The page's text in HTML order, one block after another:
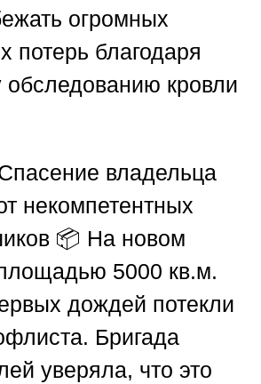
огромных
потерь благодаря
обследованию кровли
владельца
некомпетентных
📦 На новом
5000 кв.м.
дождей потекли
Бригада
уверяла, что это